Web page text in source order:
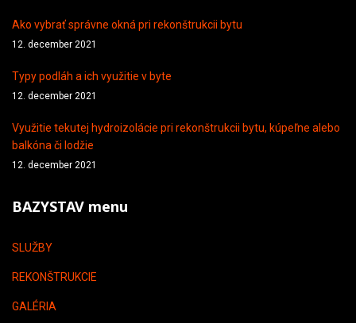
Ako vybrať správne okná pri rekonštrukcii bytu
12. december 2021
Typy podláh a ich využitie v byte
12. december 2021
Využitie tekutej hydroizolácie pri rekonštrukcii bytu, kúpeľne alebo
balkóna či lodžie
12. december 2021
BAZYSTAV menu
SLUŽBY
REKONŠTRUKCIE
GALÉRIA